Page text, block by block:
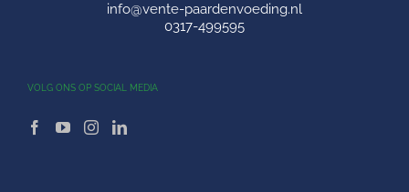
info@vente-paardenvoeding.nl
0317-499595
VOLG ONS OP SOCIAL MEDIA